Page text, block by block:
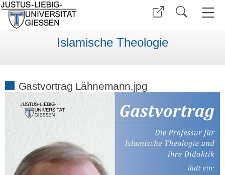
Islamische Theologie
Gastvortrag Lähnemann.jpg